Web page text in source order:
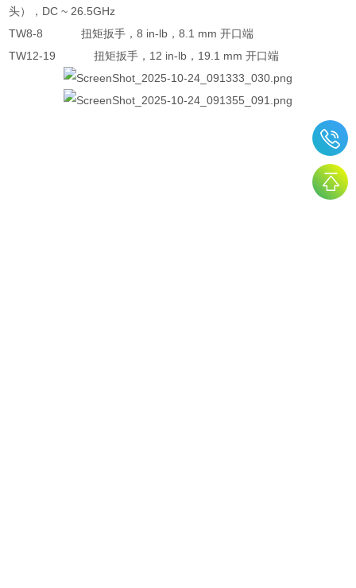
头），DC ~ 26.5GHz
TW8-8 扭矩扳手，8 in-lb，8.1 mm 开口端
TW12-19 扭矩扳手，12 in-lb，19.1 mm 开口端